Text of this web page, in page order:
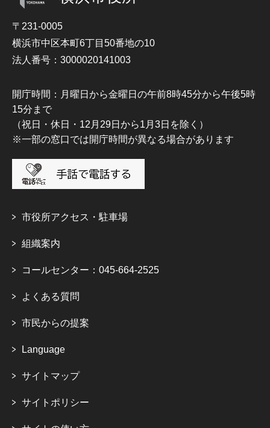
〒231-0005
横浜市中区本町6丁目50番地の10
法人番号：3000020141003
開庁時間：月曜日から金曜日の午前8時45分から午後5時
15分まで
（祝日・休日・12月29日から1月3日を除く）
※一部の窓口では開庁時間が異なる場合があります
市役所アクセス・駐車場
組織案内
コールセンター：045-664-2525
よくある質問
市民からの提案
Language
サイトマップ
サイトポリシー